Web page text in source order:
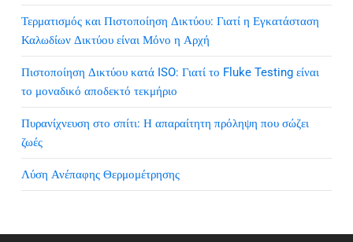
Τερματισμός και Πιστοποίηση Δικτύου: Γιατί η Εγκατάσταση
Καλωδίων Δικτύου είναι Μόνο η Αρχή
Πιστοποίηση Δικτύου κατά ISO: Γιατί το Fluke Testing είναι
το μοναδικό αποδεκτό τεκμήριο
Πυρανίχνευση στο σπίτι: Η απαραίτητη πρόληψη που σώζει
ζωές
Λύση Ανέπαφης Θερμομέτρησης